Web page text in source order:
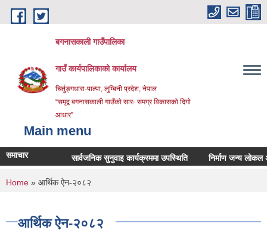
Skip to main content
बगनासकाली गाउँपालिका
गाउँ कार्यपालिकाको कार्यालय
चिर्तुङ्गधारा-पाल्पा, लुम्बिनी प्रदेश, नेपाल
“समृद्व बगनासकाली गाउँको सारः समग्र विकासको दिगो
आधार”
Main menu
समाचार सार्वजनिक सुनुवाइ कार्यक्रममा उपस्थिति निर्माण जन्य लोकल
You are here
Home » आर्थिक ऐन-२०८२
आर्थिक ऐन-२०८२